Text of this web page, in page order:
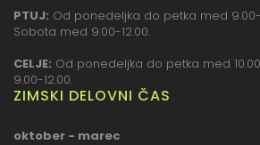
PTUJ: Od ponedeljka do petka med 9.00-
Sobota med 9.00-12.00.
CELJE: Od ponedeljka do petka med
9.00-12.00.
ZIMSKI DELOVNI ČAS
oktober - marec